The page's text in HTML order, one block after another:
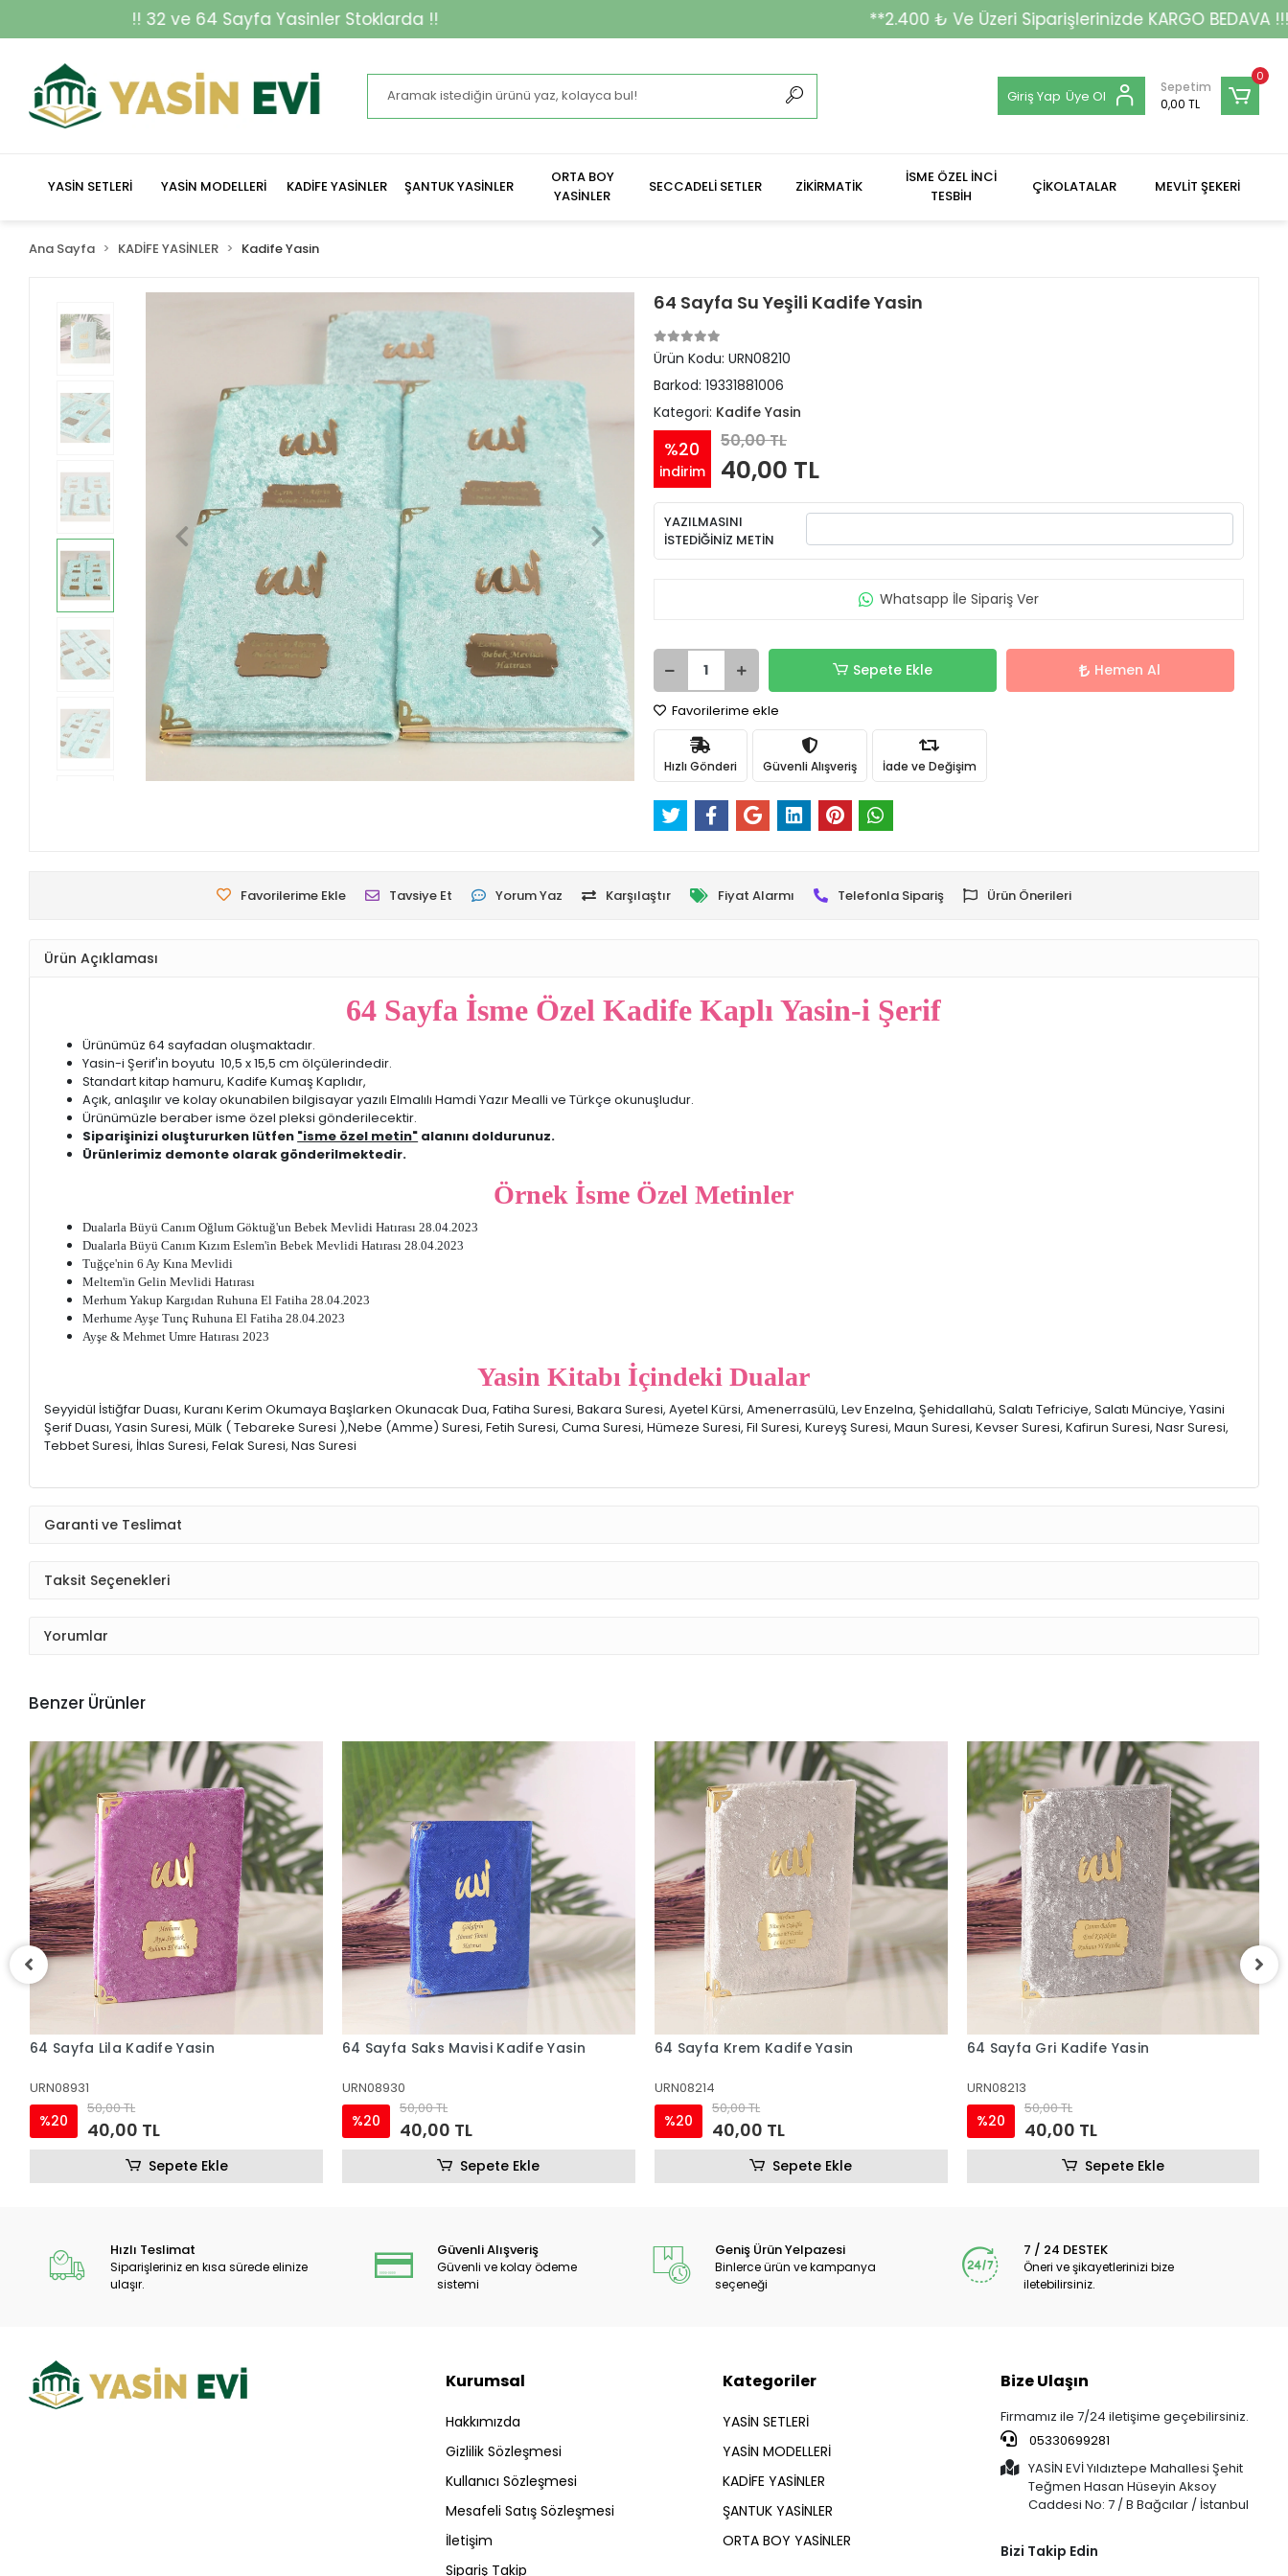
32 ve 64 Sayfa Yasinler Stoklarda !! **2.400 ₺ Ve Üzeri Siparişlerinizde KARGO BEDAVA !!!**
Giriş Yap Üye Ol
0
Sepetim
0,00 TL
YASİN SETLERİ YASİN MODELLERİ KADİFE YASİNLER ŞANTUK YASİNLER
ORTA BOY
YASİNLER
SECCADELİ SETLER ZİKİRMATİK
İSME ÖZEL İNCİ
TESBİH
ÇİKOLATALAR MEVLİT ŞEKERİ
Ana Sayfa KADİFE YASİNLER Kadife Yasin
64 Sayfa Su Yeşili Kadife Yasin
Ürün Kodu: URN08210
Barkod: 19331881006
Kategori: Kadife Yasin
%20
indirim
50,00 TL
40,00 TL
YAZILMASINI
İSTEDİĞİNİZ METİN
Whatsapp İle Sipariş Ver
Sepete Ekle Hemen Al
Favorilerime ekle
Hızlı Gönderi Güvenli Alışveriş İade ve Değişim
Favorilerime Ekle Tavsiye Et Yorum Yaz Karşılaştır Fiyat Alarmı Telefonla Sipariş Ürün Önerileri
Ürün Açıklaması
64 Sayfa İsme Özel Kadife Kaplı Yasin-i Şerif
Ürünümüz 64 sayfadan oluşmaktadır.
Yasin-i Şerif'in boyutu 10,5 x 15,5 cm ölçülerindedir.
Standart kitap hamuru, Kadife Kumaş Kaplıdır,
Açık, anlaşılır ve kolay okunabilen bilgisayar yazılı Elmalılı Hamdi Yazır Mealli ve Türkçe okunuşludur.
Ürünümüzle beraber isme özel pleksi gönderilecektir.
Siparişinizi oluştururken lütfen "isme özel metin" alanını doldurunuz.
Ürünlerimiz demonte olarak gönderilmektedir.
Örnek İsme Özel Metinler
Dualarla Büyü Canım Oğlum Göktuğ'un Bebek Mevlidi Hatırası 28.04.2023
Dualarla Büyü Canım Kızım Eslem'in Bebek Mevlidi Hatırası 28.04.2023
Tuğçe'nin 6 Ay Kına Mevlidi
Meltem'in Gelin Mevlidi Hatırası
Merhum Yakup Kargıdan Ruhuna El Fatiha 28.04.2023
Merhume Ayşe Tunç Ruhuna El Fatiha 28.04.2023
Ayşe & Mehmet Umre Hatırası 2023
Yasin Kitabı İçindeki Dualar
Seyyidül İstiğfar Duası, Kuranı Kerim Okumaya Başlarken Okunacak Dua, Fatiha Suresi, Bakara Suresi, Ayetel Kürsi, Amenerrasülü, Lev Enzelna, Şehidallahü, Salatı Tefriciye, Salatı Münciye, Yasini
Şerif Duası, Yasin Suresi, Mülk ( Tebareke Suresi ),Nebe (Amme) Suresi, Fetih Suresi, Cuma Suresi, Hümeze Suresi, Fil Suresi, Kureyş Suresi, Maun Suresi, Kevser Suresi, Kafirun Suresi, Nasr Suresi,
Tebbet Suresi, İhlas Suresi, Felak Suresi, Nas Suresi
Garanti ve Teslimat
Taksit Seçenekleri
Yorumlar
Benzer Ürünler
64 Sayfa Saks Mavisi Kadife Yasin
URN08930
%20
50,00 TL
40,00 TL
Sepete Ekle
64 Sayfa Krem Kadife Yasin
URN08214
%20
50,00 TL
40,00 TL
Sepete Ekle
64 Sayfa Gri Kadife Yasin
URN08213
%20
50,00 TL
40,00 TL
Sepete Ekle
64 Sayfa Siyah Kadife Yasin
URN08212
%20
50,00 TL
40,00 TL
Sepete Ekle
Hızlı Teslimat
Siparişleriniz en kısa sürede elinize
ulaşır.
Güvenli Alışveriş
Güvenli ve kolay ödeme
sistemi
Geniş Ürün Yelpazesi
Binlerce ürün ve kampanya
seçeneği
7 / 24 DESTEK
Öneri ve şikayetlerinizi bize
iletebilirsiniz.
Kurumsal
Hakkımızda
Gizlilik Sözleşmesi
Kullanıcı Sözleşmesi
Mesafeli Satış Sözleşmesi
İletişim
Sipariş Takip
Kategoriler
YASİN SETLERİ
YASİN MODELLERİ
KADİFE YASİNLER
ŞANTUK YASİNLER
ORTA BOY YASİNLER
Bize Ulaşın
Firmamız ile 7/24 iletişime geçebilirsiniz.
05330699281
YASİN EVİ Yıldıztepe Mahallesi Şehit
Teğmen Hasan Hüseyin Aksoy
Caddesi No: 7 / B Bağcılar / İstanbul
Bizi Takip Edin